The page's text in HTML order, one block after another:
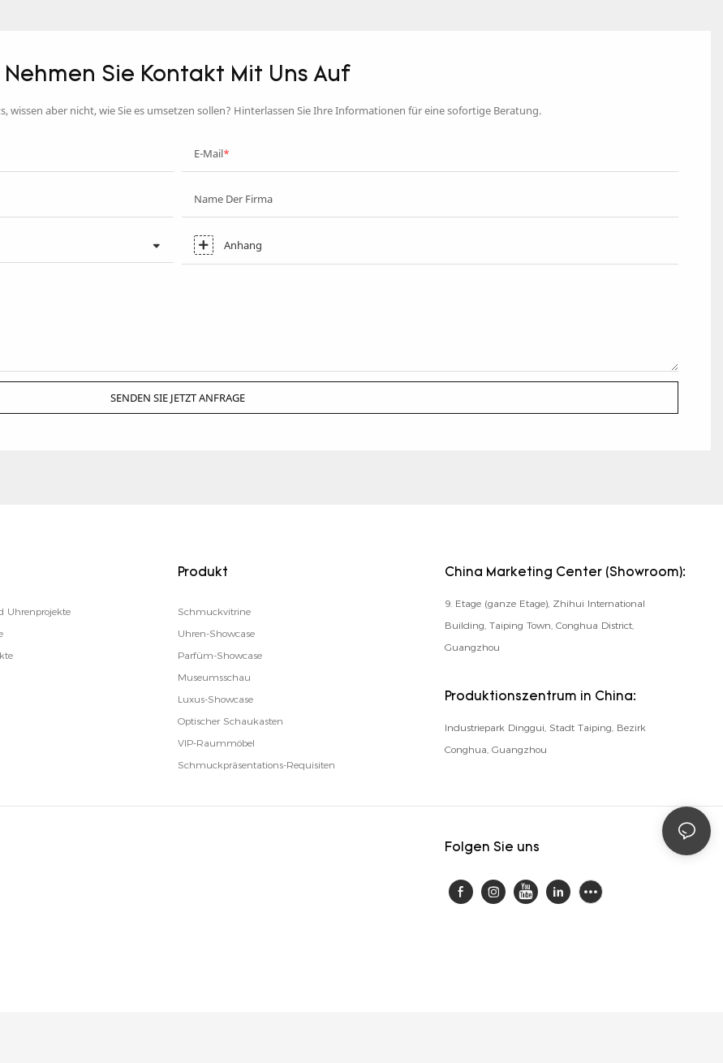
Nehmen Sie Kontakt Mit Uns Auf
wissen aber nicht, wie Sie es umsetzen sollen? Hinterlassen Sie Ihre Informationen für eine sofortige Beratung.
E-Mail
Name Der Firma
Anhang
SENDEN SIE JETZT ANFRAGE
Uhrenprojekte
Produkt
Schmuckvitrine
Uhren-Showcase
Parfüm-Showcase
Museumsschau
Luxus-Showcase
Optischer Schaukasten
VIP-Raummöbel
Schmuckpräsentations-Requisiten
China Marketing Center (Showroom):
9. Etage (ganze Etage), Zhihui International
Building, Taiping Town, Conghua District,
Guangzhou
Produktionszentrum in China:
Industriepark Dinggui, Stadt Taiping, Bezirk
Conghua, Guangzhou
Folgen Sie uns